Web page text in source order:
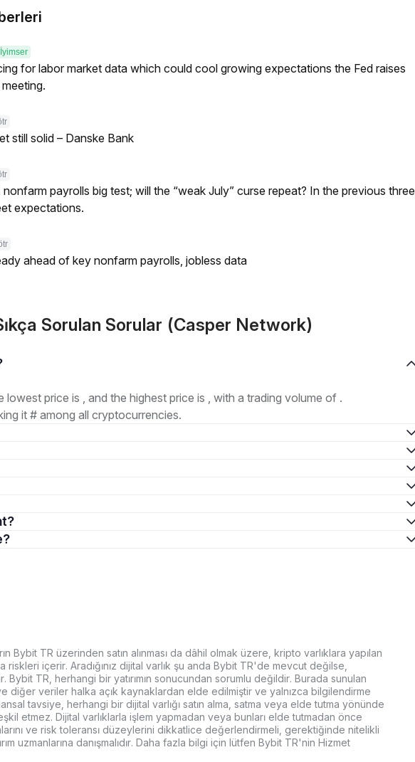
İyimser
for labor market data which could cool growing expectations the Fed raises
still solid – Danske Bank
payrolls big test; will the “weak July” curse repeat? In the previous three
expectations.
ahead of key nonfarm payrolls, jobless data
Sorulan Sorular (Casper Network)
lowest price is , and the highest price is , with a trading volume of .
it # among all cryptocurrencies.
Bybit TR üzerinden satın alınması da dâhil olmak üzere, kripto varlıklara yapılan
riskleri içerir. Aradığınız dijital varlık şu anda Bybit TR'de mevcut değilse,
TR, herhangi bir yatırımın sonucundan sorumlu değildir. Burada sunulan
diğer veriler halka açık kaynaklardan elde edilmiştir ve yalnızca bilgilendirme
tavsiye, herhangi bir dijital varlığı satın alma, satma veya elde tutma yönünde
etmez. Dijital varlıklarla işlem yapmadan veya bunları elde tutmadan önce
ve risk toleransı düzeylerini dikkatlice değerlendirmeli, gerektiğinde nitelikli
uzmanlarına danışmalıdır. Daha fazla bilgi için lütfen Bybit TR'nin Hizmet